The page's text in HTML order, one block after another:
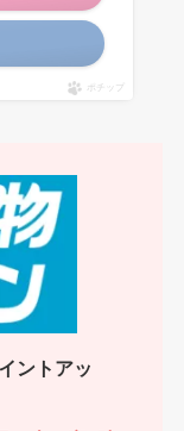
ポチップ
ントアッ